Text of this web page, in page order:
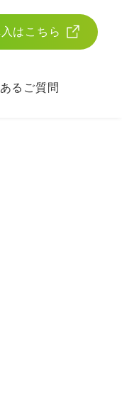
はこちら
るご質問